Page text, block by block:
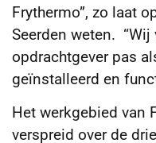
Frythermo”, zo laat
Seerden weten.
opdrachtgever pas
geïnstalleerd en
Het werkgebied van
verspreid over de